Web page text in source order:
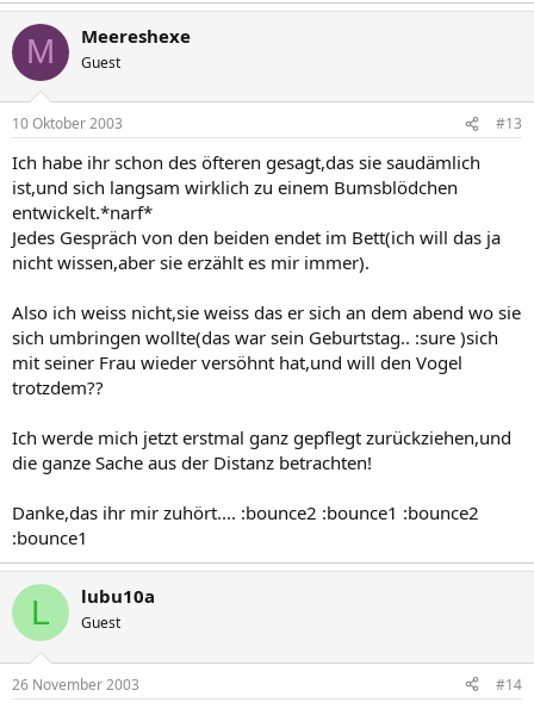
M Meereshexe
Guest
10 Oktober 2003 #13
Ich habe ihr schon des öfteren gesagt,das sie saudämlich
ist,und sich langsam wirklich zu einem Bumsblödchen
entwickelt.*narf*
Jedes Gespräch von den beiden endet im Bett(ich will das ja
nicht wissen,aber sie erzählt es mir immer).
Also ich weiss nicht,sie weiss das er sich an dem abend wo sie
sich umbringen wollte(das war sein Geburtstag.. :sure )sich
mit seiner Frau wieder versöhnt hat,und will den Vogel
trotzdem??
Ich werde mich jetzt erstmal ganz gepflegt zurückziehen,und
die ganze Sache aus der Distanz betrachten!
Danke,das ihr mir zuhört.... :bounce2 :bounce1 :bounce2
:bounce1
L lubu10a
Guest
26 November 2003 #14